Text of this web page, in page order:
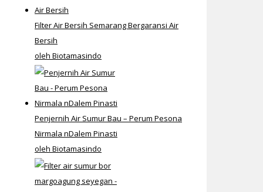
Filter Air Bersih Semarang Bergaransi Air
Bersih
oleh Biotamasindo
Penjernih Air Sumur Bau – Perum Pesona
Nirmala nDalem Pinasti
oleh Biotamasindo